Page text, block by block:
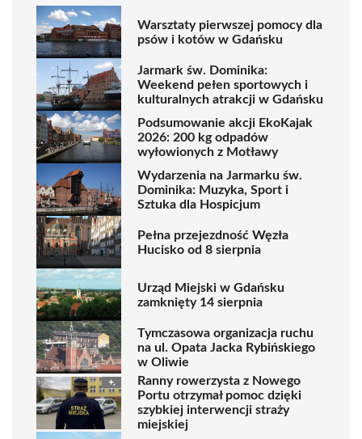
Warsztaty pierwszej pomocy dla
psów i kotów w Gdańsku
Jarmark św. Dominika:
Weekend pełen sportowych i
kulturalnych atrakcji w Gdańsku
Podsumowanie akcji EkoKajak
2026: 200 kg odpadów
wyłowionych z Motławy
Wydarzenia na Jarmarku św.
Dominika: Muzyka, Sport i
Sztuka dla Hospicjum
Pełna przejezdność Węzła
Hucisko od 8 sierpnia
Urząd Miejski w Gdańsku
zamknięty 14 sierpnia
Tymczasowa organizacja ruchu
na ul. Opata Jacka Rybińskiego
w Oliwie
Ranny rowerzysta z Nowego
Portu otrzymał pomoc dzięki
szybkiej interwencji straży
miejskiej